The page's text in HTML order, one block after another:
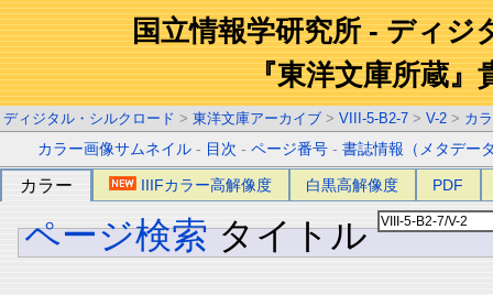
国立情報学研究所 - ディジ
『東洋文庫所蔵』
ディジタル・シルクロード > 東洋文庫アーカイブ > VIII-5-B2-7 > V-2 > カ
カラー画像サムネイル - 目次 -ページ番号 -書誌情報（メタデー
カラー IIIFカラー高解像度 白黒高解像度 PDF
ページ検索 タイトル